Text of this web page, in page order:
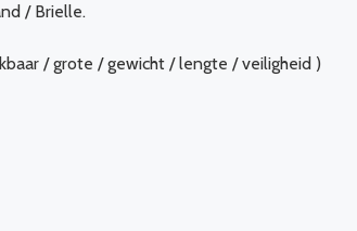
/ Brielle.
/ grote / gewicht / lengte / veiligheid )